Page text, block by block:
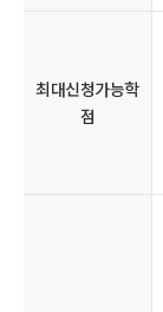
최대신청가능학
점